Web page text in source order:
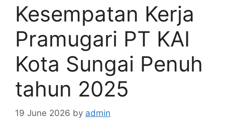
Kesempatan Kerja
Pramugari PT KAI
Kota Sungai Penuh
tahun 2025
19 June 2026 by admin